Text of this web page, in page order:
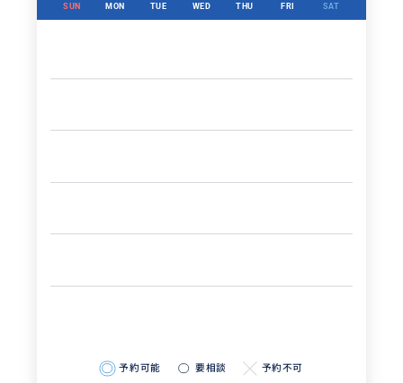
SUN MON TUE WED THU FRI SAT
予約可能 要相談 予約不可